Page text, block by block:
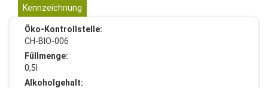
Kennzeichnung
Öko-Kontrollstelle:
CH-BIO-006
Füllmenge:
0,5l
Alkoholgehalt: